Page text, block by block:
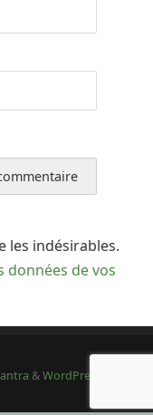
les indésirables.
données de vos
&WordPress.